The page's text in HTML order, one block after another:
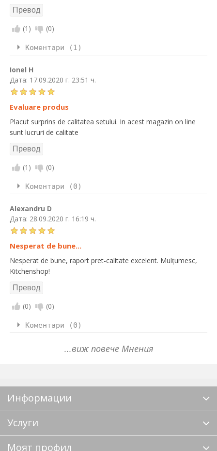
(1 ) (0)
Коментари (1)
Ionel H
Дата: 17.09.2020 г. 23:51 ч.
Evaluare produs
Placut surprins de calitatea setului. In acest magazin on line
sunt lucruri de calitate
(1 ) (0)
Коментари (0)
Alexandru D
Дата: 28.09.2020 г. 16:19 ч.
Nesperat de bune...
Nesperat de bune, raport pret-calitate excelent. Mulțumesc,
Kitchenshop!
(0) (0)
Коментари (0)
...виж повече Мнения
Информации
Услуги
Моят профил